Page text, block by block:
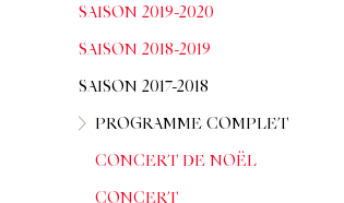
SAISON 2019-2020
SAISON 2018-2019
SAISON 2017-2018
PROGRAMME COMPLET
CONCERT DE NOËL
CONCERT